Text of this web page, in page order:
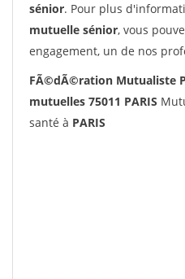
sénior. Pour plus
mutuelle sénior, vous
engagement, un de nos
FÃ©dÃ©ration Mutualiste
mutuelles 75011 PARIS
santé à PARIS